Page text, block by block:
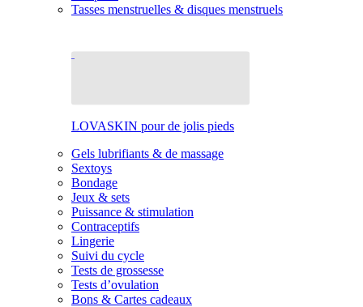
Tasses menstruelles & disques menstruels
LOVASKIN pour de jolis pieds
Gels lubrifiants & de massage
Sextoys
Bondage
Jeux & sets
Puissance & stimulation
Contraceptifs
Lingerie
Suivi du cycle
Tests de grossesse
Tests d’ovulation
Bons & Cartes cadeaux